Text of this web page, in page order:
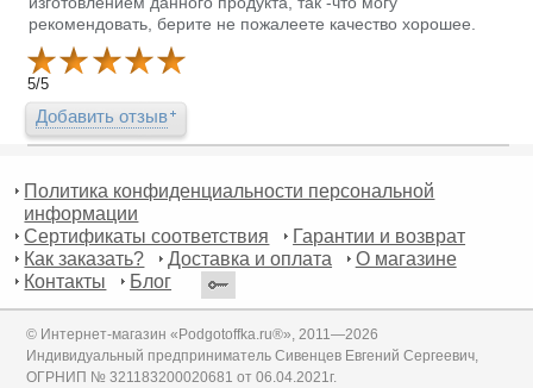
рекомендовать, берите не пожалеете качество хорошее.
5/5
Добавить отзыв
Политика конфиденциальности персональной
информации
Сертификаты соответствия
Гарантии и возврат
Как заказать?
Доставка и оплата
О магазине
Контакты
Блог
© Интернет-магазин «Podgotoffka.ru®», 2011—2026
Индивидуальный предприниматель Сивенцев Евгений Сергеевич,
ОГРНИП № 321183200020681 от 06.04.2021г.